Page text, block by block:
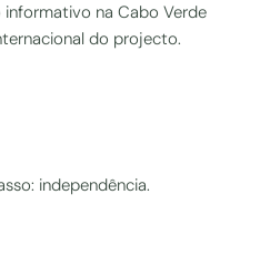
na Cabo Verde
do projecto.
independência.